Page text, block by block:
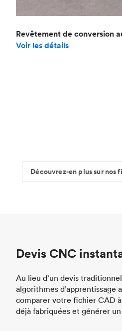
Revêtement de conversion
Voir les détails
Découvrez-en plus sur nos
Devis CNC
Au lieu d’un devis
algorithmes d’apprentissage
comparer votre fichier CAD
déjà fabriquées et générer